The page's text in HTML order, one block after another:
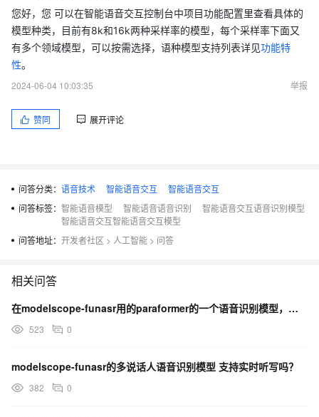
您好，您 可以在智能语音交互控制台中项目功能配置里查看具体的
模型种类，目前有8k和16k两种采样率的模型，每个采样率下面又
有多个领域模型，可以按需选择，语种模型支持列表详见功能特
性。
2024-06-04 10:03:35
举报
赞同 展开评论
问答分类： 语音技术 智能语音交互
智能语音交互
问答标签： 智能语音模型 智能语音语音识别
智能语音交互语音识别模型
智能语音交互智能语音交互模型
问答地址： 开发者社区 > 人工智能 > 问答
相关问答
在modelscope-funasr用的paraformer的一个语音识别模型，怎么加上热词？
523 0
modelscope-funasr的多说话人语音识别模型 支持实时听写吗？
382 0